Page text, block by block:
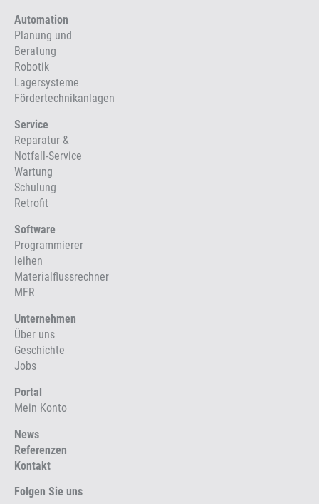
Automation
Planung und
Beratung
Robotik
Lagersysteme
Fördertechnikanlagen
Service
Reparatur &
Notfall-Service
Wartung
Schulung
Retrofit
Software
Programmierer
leihen
Materialflussrechner
MFR
Unternehmen
Über uns
Geschichte
Jobs
Portal
Mein Konto
News
Referenzen
Kontakt
Folgen Sie uns